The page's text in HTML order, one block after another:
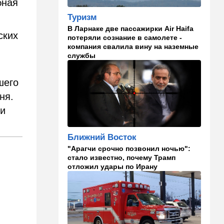
в "Мосаде"
00:07 Израиль
Стало известно, кому
принадлежит тело,
найденное в районе Петах-
Тиквы
Общество
Помогите найти: пропала
Эльмира из Рамат-Гана
23:35 Мнения
Безо всяких табу
22:20 Израиль
Проживающий в России
израильтянин прямо с
самолета угодил в ШАБАК
21:48 Израиль
"Сумасшедшие рулят
Туризм
В Ларнаке две пассажирки Air Haifa
потеряли сознание в самолете -
компания свалила вину на наземные
службы
Ближний Восток
"Арагчи срочно позвонил ночью":
стало известно, почему Трамп
отложил удары по Ирану